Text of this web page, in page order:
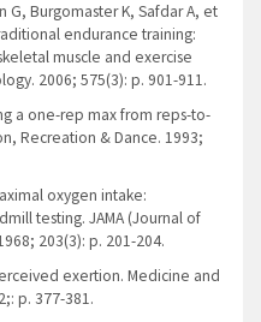
G, Burgomaster K, Safdar A, et
endurance training:
muscle and exercise
2006; 575(3): p. 901-911.
a one-rep max from reps-to-
Recreation & Dance. 1993;
oxygen intake:
testing. JAMA (Journal of
203(3): p. 201-204.
exertion. Medicine and
p. 377-381.